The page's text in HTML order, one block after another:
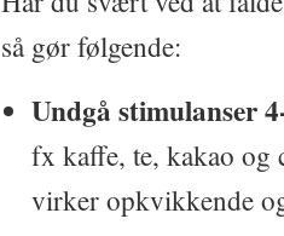
så gør følgende:
Undgå stimulanser
fx kaffe, te, kakao og
virker opkvikkende